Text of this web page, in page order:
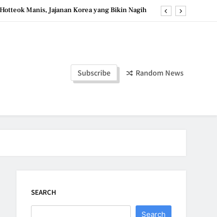
Hotteok Manis, Jajanan Korea yang Bikin Nagih
the Simple Ingredients That Make It Perfect
Tzatziki Yogurt Saus Segar Favorit Mediterania
Subscribe Random News
SEARCH
Search